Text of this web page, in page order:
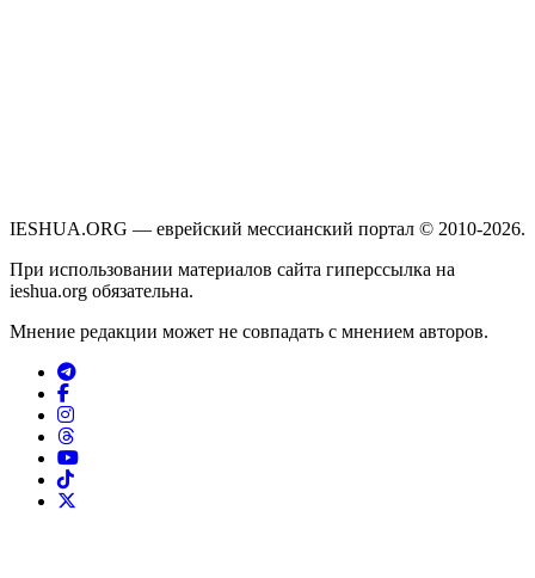
IESHUA.ORG — еврейский мессианский портал © 2010-2026.
При использовании материалов сайта гиперссылка на
ieshua.org обязательна.
Мнение редакции может не совпадать с мнением авторов.